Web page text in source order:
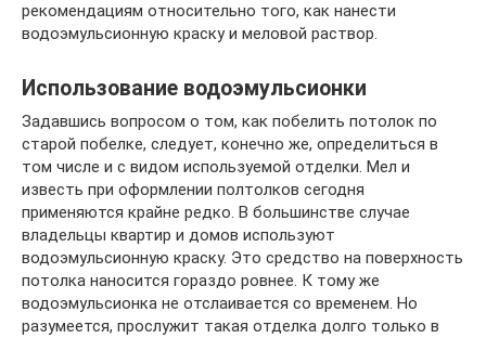
рекомендациям относительно того, как нанести
водоэмульсионную краску и меловой раствор.
Использование водоэмульсионки
Задавшись вопросом о том, как побелить потолок по
старой побелке, следует, конечно же, определиться в
том числе и с видом используемой отделки. Мел и
известь при оформлении полтолков сегодня
применяются крайне редко. В большинстве случае
владельцы квартир и домов используют
водоэмульсионную краску. Это средство на поверхность
потолка наносится гораздо ровнее. К тому же
водоэмульсионка не отслаивается со временем. Но
разумеется, прослужит такая отделка долго только в